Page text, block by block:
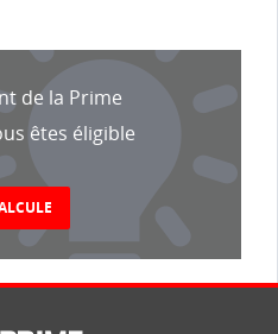
de la Prime
êtes éligible